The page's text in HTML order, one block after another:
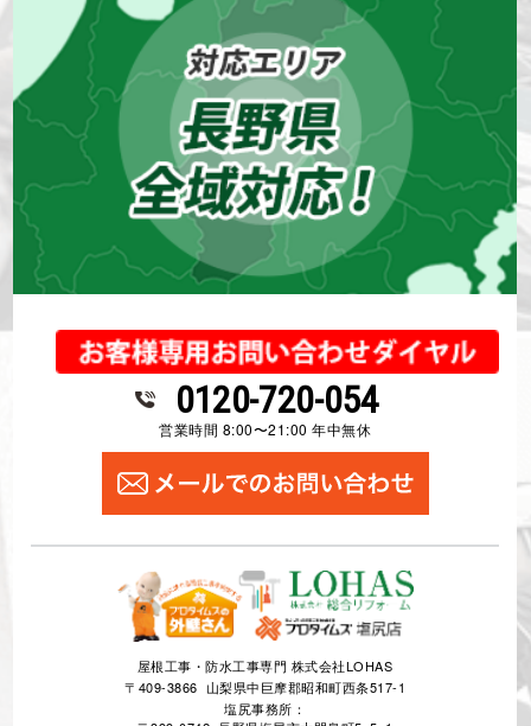
0120-720-054
営業時間 8:00〜21:00 年中無休
屋根工事・防水工事専門 株式会社LOHAS
〒409-3866 山梨県中巨摩郡昭和町西条517-1
塩尻事務所：